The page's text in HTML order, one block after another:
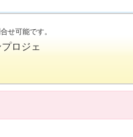
せ可能です。
ロジェ